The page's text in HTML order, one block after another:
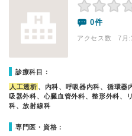
0件
アクセス数 7月:
診療科目：
人工透析 、内科、呼吸器内科、循環器
吸器外科、心臓血管外科、整形外科、
科、放射線科
専門医・資格：